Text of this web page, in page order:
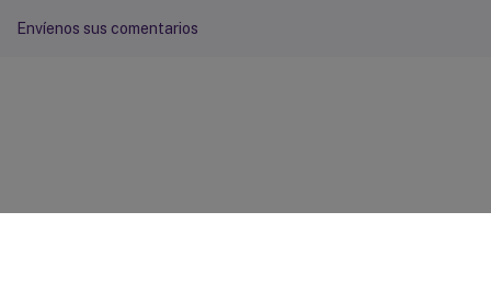
Envíenos sus comentarios